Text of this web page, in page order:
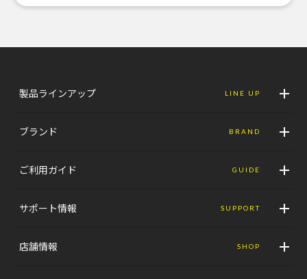
製品ラインアップ LINE UP
ブランド BRAND
ご利用ガイド GUIDE
サポート情報 SUPPORT
店舗情報 SHOP